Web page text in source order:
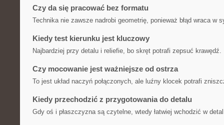
Czy da się pracować bez formatu
Technika nie zawsze nadrobi geometrię, ponieważ błąd wraca w
Kiedy test kierunku jest kluczowy
Najbardziej przy detalu i reliefie, bo skręt potrafi zepsuć krawędź.
Czy mocowanie jest ważniejsze od ostrza
To jest układ naczyń połączonych, ale luźny klocek potrafi
Kiedy przechodzić z przygotowania do detalu
Gdy oś i płaszczyzna są czytelne, wtedy łatwiej wchodzić w